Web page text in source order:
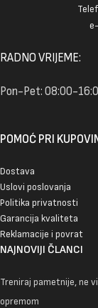
RADNO VRIJEME:
Pon-Pet: 08:00-
POMOĆ PRI
Dostava
Uslovi poslovanja
Politika privatnosti
Garancija kvaliteta
Reklamacije i povrat
NAJNOVIJI ČLANCI
Treniraj pametnije, ne
opremom